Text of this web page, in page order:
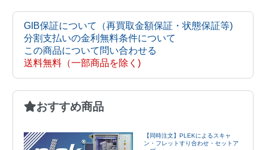
GIB保証について（再買取金額保証・状態保証等)
分割支払いの金利無料条件について
この商品について問い合わせる
送料無料（一部商品を除く)
おすすめ商品
【同時注文】PLEKによるスキャ
ン・フレットすり合わせ・セットア